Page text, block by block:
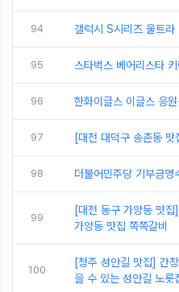
94 갤럭시 S시리즈 울트라
95 스타벅스 베어리스타
96 한화이글스 이글스 응
97 [대전 대덕구 송촌동
98 더불어민주당 기부금영
99
[대전 동구 가양동 맛
가양동 맛집 쪽쪽갈비
100
[청주 성안길 맛집] 간
을 수 있는 성안길 노릇